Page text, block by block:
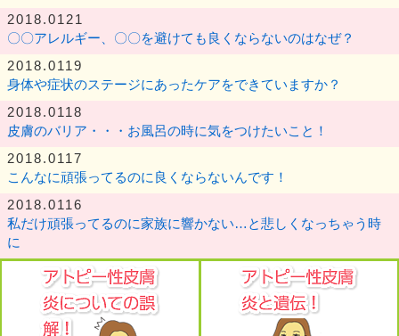
2018.0121
〇〇アレルギー、〇〇を避けても良くならないのはなぜ？
2018.0119
身体や症状のステージにあったケアをできていますか？
2018.0118
皮膚のバリア・・・お風呂の時に気をつけたいこと！
2018.0117
こんなに頑張ってるのに良くならないんです！
2018.0116
私だけ頑張ってるのに家族に響かない…と悲しくなっちゃう時
に